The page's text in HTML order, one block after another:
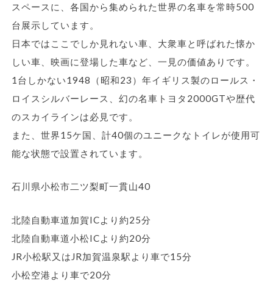
スペースに、各国から集められた世界の名車を常時500
台展示しています。
日本ではここでしか見れない車、大衆車と呼ばれた懐か
しい車、映画に登場した車など、一見の価値ありです。
1台しかない1948（昭和23）年イギリス製のロールス・
ロイスシルバーレース、幻の名車トヨタ2000GTや歴代
のスカイラインは必見です。
また、世界15ケ国、計40個のユニークなトイレが使用可
能な状態で設置されています。
石川県小松市二ツ梨町一貫山40
北陸自動車道加賀ICより約25分
北陸自動車道小松ICより約20分
JR小松駅又はJR加賀温泉駅より車で15分
小松空港より車で20分